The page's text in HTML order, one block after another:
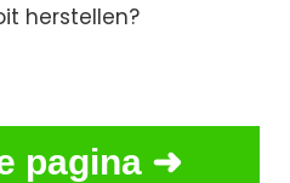
herstellen?
pagina ➜